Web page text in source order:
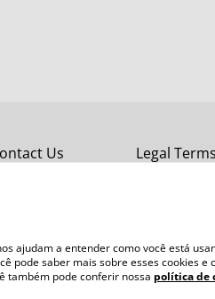
Us Legal Terms
ajudam a entender como você está
pode saber mais sobre esses cookies e
também pode conferir nossa política de